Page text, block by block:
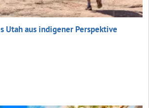
Utah aus indigener Perspektive